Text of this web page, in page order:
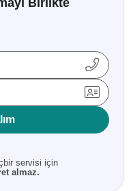
Birlikte
servisi için
almaz.